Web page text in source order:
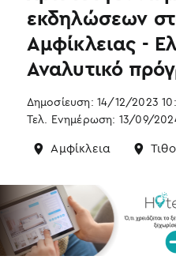
εκδηλώσεων
Αμφίκλειας -
Αναλυτικό
Δημοσίευση: 14/12/2023
Τελ. Ενημέρωση: 13/09/
Αμφίκλεια
e
b
o
k
t
t
e
e
d
n